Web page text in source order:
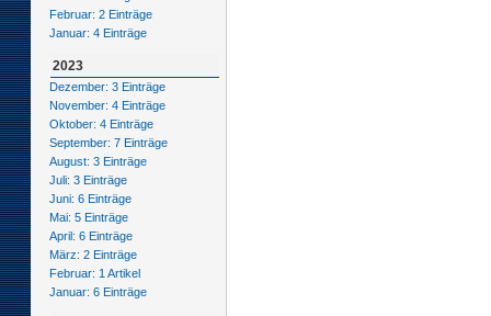
Februar: 2 Einträge
Januar: 4 Einträge
2023
Dezember: 3 Einträge
November: 4 Einträge
Oktober: 4 Einträge
September: 7 Einträge
August: 3 Einträge
Juli: 3 Einträge
Juni: 6 Einträge
Mai: 5 Einträge
April: 6 Einträge
März: 2 Einträge
Februar: 1 Artikel
Januar: 6 Einträge